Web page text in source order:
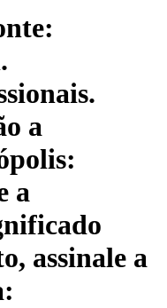
a
a
assinale a